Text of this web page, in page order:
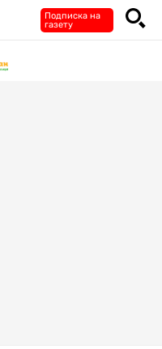
Подписка на
газету